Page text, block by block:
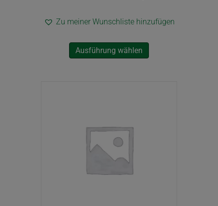
Zu meiner Wunschliste hinzufügen
Ausführung wählen